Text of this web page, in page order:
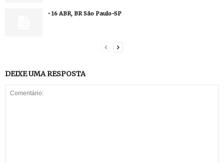
• 16 ABR, BR São Paulo-SP
DEIXE UMA RESPOSTA